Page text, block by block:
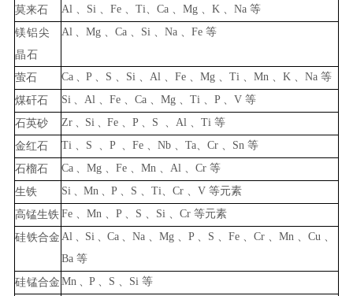
莫来石 Al Si Fe Ti Ca Mg K Na 等
镁铝尖
晶石
Al Mg Ca Si Na Fe 等
萤石 Ca P S Si Al Fe Mg Ti Mn K Na 等
煤矸石
Si Al Fe Ca Mg Ti P V 等
石英砂 Zr Si Fe P S Al Ti 等
金红石 Ti S P Fe Nb Ta、 Cr Sn 等
石榴石 Ca Mg Fe Mn Al Cr 等
生铁 Si Mn P S Ti Cr V 等元素
高锰生铁 Fe Mn P S Si Cr 等元素
硅铁合金 Al Si Ca Na Mg P S Fe Cr Mn Cu
Ba 等
硅锰合金 Mn P S Si 等